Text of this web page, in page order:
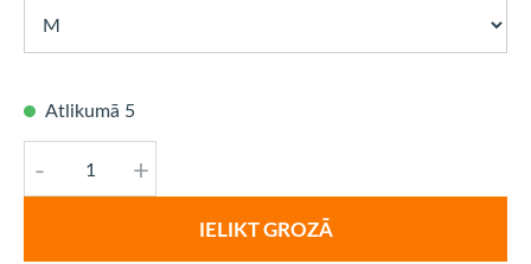
Atlikumā 5
- +
IELIKT GROZĀ